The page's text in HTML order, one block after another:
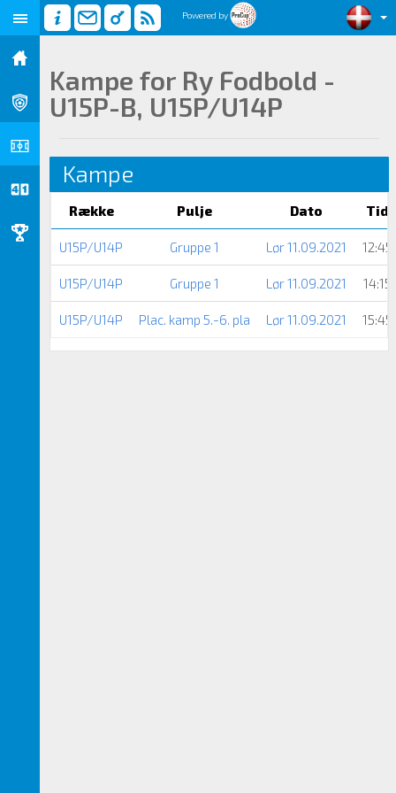
Powered by
Kampe for Ry Fodbold -
U15P-B, U15P/U14P
Kampe
Række Pulje Dato Tid
U15P/U14P Gruppe 1 Lør 11.09.2021 12:45
U15P/U14P Gruppe 1 Lør 11.09.2021 14:15
U15P/U14P Plac. kamp 5.-6. pla Lør 11.09.2021 15:45